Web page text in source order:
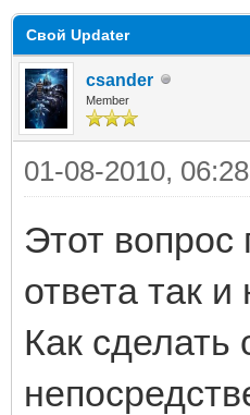
Свой Updater
csander
Member
01-08-2010,
Этот
ответа так
Как сделать